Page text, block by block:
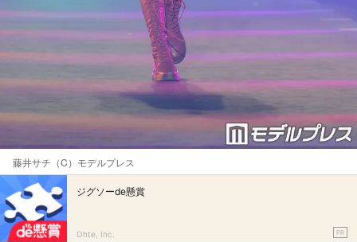
藤井サチ（C）モデルプレス
ジグソーde懸賞
Ohte, Inc. PR